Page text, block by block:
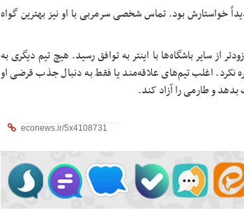
خواستارش بود. تماس شخصی سرمربی با او نیز بهترین گواه
از سایر باشگاه‌ها با اینتر به توافق رسید. هیچ تیم دیگری به
نکرد. اغلب تیم‌های علاقه‌مند یا فقط به دنبال جذب قرضی او
بدهد و طارمی را آزاد کند.